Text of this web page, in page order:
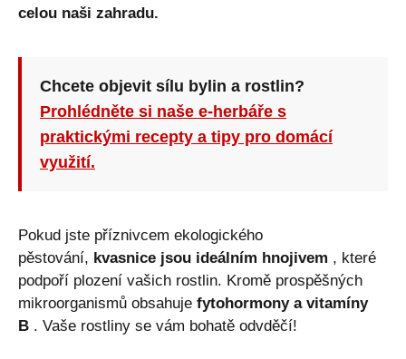
celou naši zahradu.
Chcete objevit sílu bylin a rostlin?
Prohlédněte si naše e-herbáře s
praktickými recepty a tipy pro domácí
využití.
Pokud jste příznivcem ekologického
pěstování, kvasnice jsou ideálním hnojivem , které
podpoří plození vašich rostlin. Kromě prospěšných
mikroorganismů obsahuje fytohormony a vitamíny
B . Vaše rostliny se vám bohatě odvděčí!